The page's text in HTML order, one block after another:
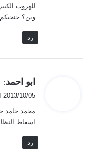
للهروب
وين؟
رد
ي
ل
ابو احمد:
2013/10/05 الساعة 8:09 ص
محمد حامد
اسقاط
رد